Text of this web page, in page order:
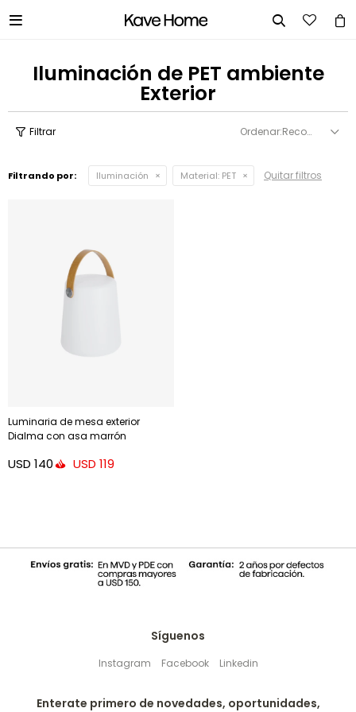
 
Iluminación de PET ambiente
Exterior
Recomendados
Filtrando por: Iluminación Material: PET Quitar filtros
Luminaria de mesa exterior
Dialma con asa marrón
USD 140 USD 119
Síguenos
Instagram Facebook Linkedin
Enterate primero de novedades, oportunidades,